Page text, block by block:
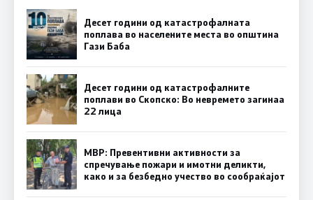
Десет години од катастрофалната
поплава во населените места во општина
Гази Баба
Десет години од катастрофалните
поплави во Скопско: Во невремето загинаа
22 лица
МВР: Превентивни активности за
спречување пожари и имотни деликти,
како и за безбедно учество во сообраќајот